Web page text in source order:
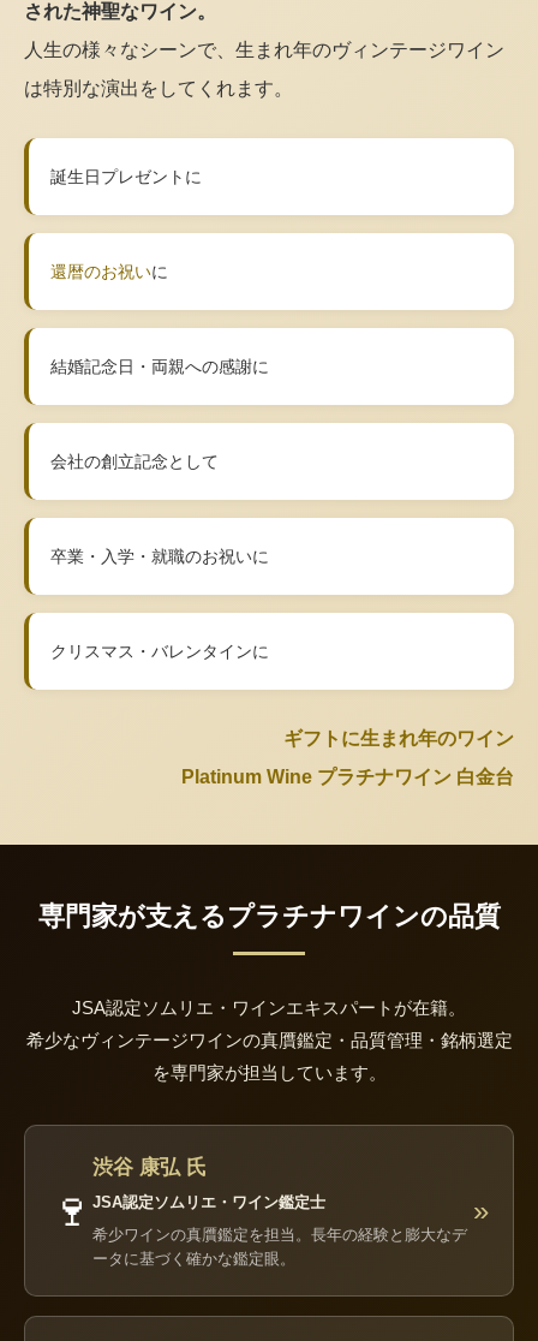
された神聖なワイン。
人生の様々なシーンで、生まれ年のヴィンテージワイン
は特別な演出をしてくれます。
誕生日プレゼントに
還暦のお祝いに
結婚記念日・両親への感謝に
会社の創立記念として
卒業・入学・就職のお祝いに
クリスマス・バレンタインに
ギフトに生まれ年のワイン
Platinum Wine プラチナワイン 白金台
専門家が支えるプラチナワインの品質
JSA認定ソムリエ・ワインエキスパートが在籍。
希少なヴィンテージワインの真贋鑑定・品質管理・銘柄選定
を専門家が担当しています。
🍷
渋谷 康弘 氏
JSA認定ソムリエ・ワイン鑑定士
希少ワインの真贋鑑定を担当。長年の経験と膨大なデ
ータに基づく確かな鑑定眼。
»